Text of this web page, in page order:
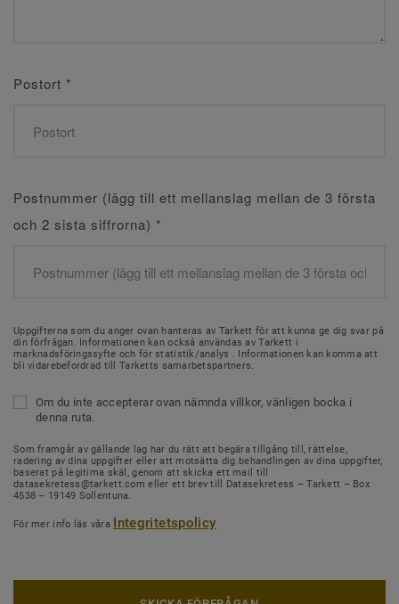
Postort *
Postnummer (lägg till ett mellanslag mellan de 3 första
och 2 sista siffrorna) *
Uppgifterna som du anger ovan hanteras av Tarkett för att kunna ge dig svar på
din förfrågan. Informationen kan också användas av Tarkett i
marknadsföringssyfte och för statistik/analys . Informationen kan komma att
bli vidarebefordrad till Tarketts samarbetspartners.
Om du inte accepterar ovan nämnda villkor, vänligen bocka i
denna ruta.
Som framgår av gällande lag har du rätt att begära tillgång till, rättelse,
radering av dina uppgifter eller att motsätta dig behandlingen av dina uppgifter,
baserat på legitima skäl, genom att skicka ett mail till
datasekretess@tarkett.com eller ett brev till Datasekretess – Tarkett – Box
4538 – 19149 Sollentuna.
För mer info läs våra Integritetspolicy